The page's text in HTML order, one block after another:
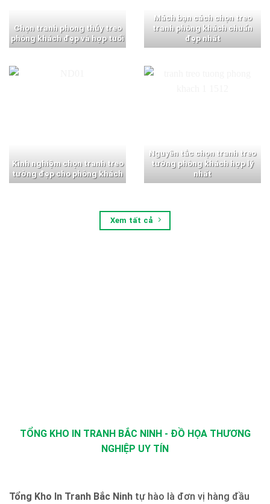
Chọn tranh phong thủy treo
phòng khách đẹp và hợp tuổi
Mách bạn cách chọn treo
tranh phòng khách chuẩn
đẹp nhất
Kinh nghiệm chọn tranh treo
tường đẹp cho phòng khách
Nguyên tắc chọn tranh treo
tường phòng khách hợp lý
nhất
Xem tất cả
TỔNG KHO IN TRANH BẮC NINH - ĐỒ HỌA THƯƠNG
NGHIỆP UY TÍN
Tổng Kho In Tranh Bắc Ninh tự hào là đơn vị hàng đầu